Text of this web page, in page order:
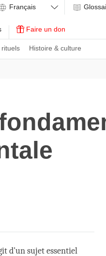
rituels Histoire & culture
Faire un don
d'un sujet essentiel